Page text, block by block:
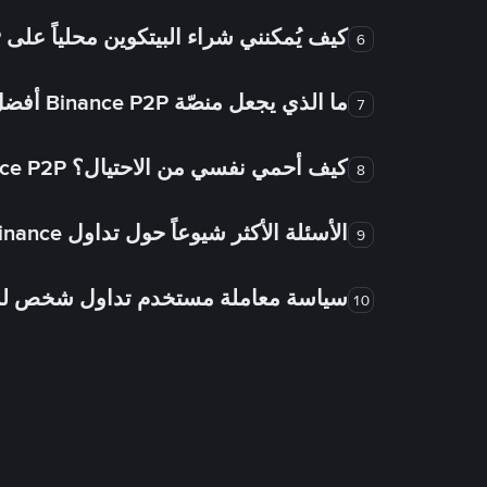
6 كيف يُمكنني شراء البيتكوين محلياً على Binance P2P؟
7 ما الذي يجعل منصّة Binance P2P أفضل من الأسواق الأخرى للتداول من شخص لشخص؟
8 كيف أحمي نفسي من الاحتيال؟ Binance P2P ضمان FTW!
9 الأسئلة الأكثر شيوعاً حول تداول Binance شخص لشخص
10 سياسة معاملة مستخدم تداول